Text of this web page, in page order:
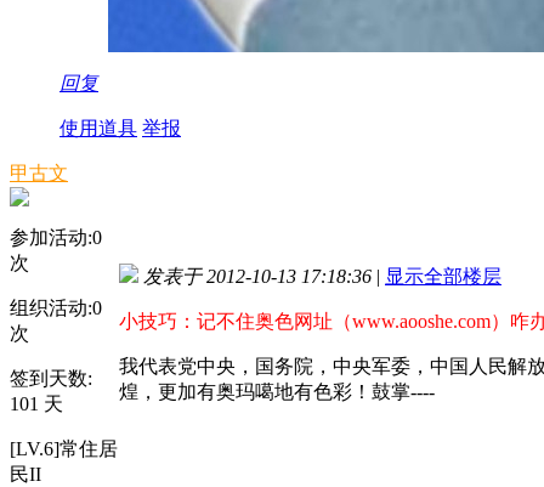
回复
使用道具 举报
甲古文
参加活动:0
次
组织活动:0
次
签到天数:
101 天
[LV.6]常住居
民II
发表于 2012-10-13 17:18:36 | 显示全部楼层
小技巧：记不住奥色网址（www.aooshe.com）咋
我代表党中央，国务院，中央军委，中国人民解
煌，更加有奥玛噶地有色彩！鼓掌----